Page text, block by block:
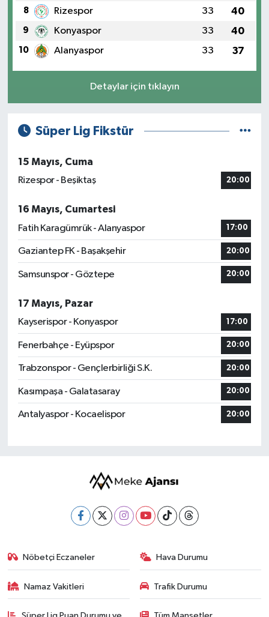
8 Rizespor 33 40
9 Konyaspor 33 40
10 Alanyaspor 33 37
Detaylar için tıklayın
Süper Lig Fikstür
15 Mayıs, Cuma
Rizespor - Beşiktaş
20:00
16 Mayıs, Cumartesi
Fatih Karagümrük - Alanyaspor
17:00
Gaziantep FK - Başakşehir 20:00
Samsunspor - Göztepe 20:00
17 Mayıs, Pazar
Kayserispor - Konyaspor
17:00
Fenerbahçe - Eyüpspor 20:00
Trabzonspor - Gençlerbirliği S.K. 20:00
Kasımpaşa - Galatasaray 20:00
Antalyaspor - Kocaelispor 20:00
Nöbetçi Eczaneler Hava Durumu
Namaz Vakitleri Trafik Durumu